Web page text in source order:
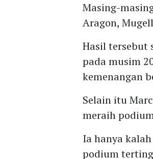
Masing-
Aragon,
Hasil tersebut
pada musim
kemenangan
Selain itu
meraih
Ia hanya
podium